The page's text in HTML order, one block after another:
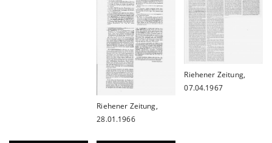
Riehener Zeitung,
28.01.1966
Riehener Zeitung,
07.04.1967